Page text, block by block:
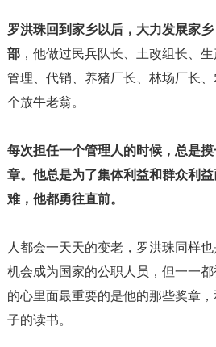
罗洪珠回到家乡以后，大力发展家
部，他做过民兵队长、土改组长、
管理、代销、养猪厂长、林场厂长
个放牛老翁。
每次担任一个管理人的时候，总是
章。他总是为了集体利益和群众利
难，他都勇往直前。
人都会一天天的变老，罗洪珠同样
机会成为国家的公职人员，但一一
的心里面最重要的是他的那些奖章
子的读书。